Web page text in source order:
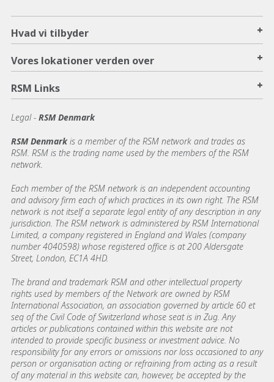
Hvad vi tilbyder +
Vores lokationer verden over +
RSM Links +
Legal - RSM Denmark
RSM Denmarkis a member of the RSM network and trades as
RSM. RSM is the trading name used by the members of the RSM
network.
Each member of the RSM network is an independent accounting
and advisory firm each of which practices in its own right. The RSM
network is not itself a separate legal entity of any description in any
jurisdiction. The RSM network is administered by RSM International
Limited, a company registered in England and Wales (company
number 4040598) whose registered office is at 200 Aldersgate
Street, London, EC1A 4HD.
The brand and trademark RSM and other intellectual property
rights used by members of the Network are owned by RSM
International Association, an association governed by article 60 et
seq of the Civil Code of Switzerland whose seat is in Zug. Any
articles or publications contained within this website are not
intended to provide specific business or investment advice. No
responsibility for any errors or omissions nor loss occasioned to any
person or organisation acting or refraining from acting as a result
of any material in this website can, however, be accepted by the